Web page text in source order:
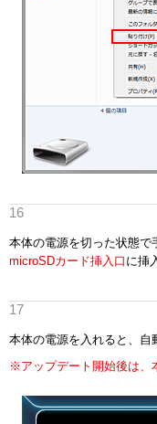
本体の電源を切った状態で
microSDカード挿入口 に挿
本体の電源を入れると、自
※アップデート開始後は、